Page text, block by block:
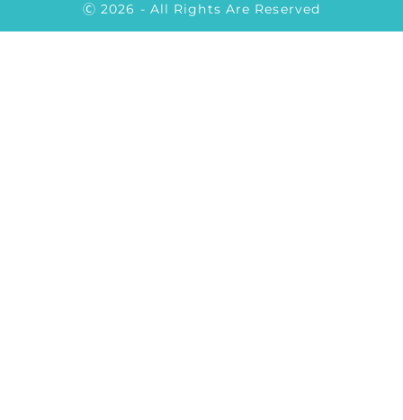
Ⓒ 2026 - All Rights Are Reserved